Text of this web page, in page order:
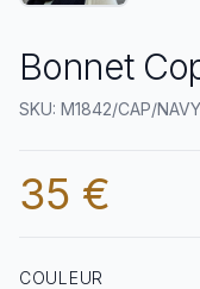
Bonnet
SKU: M1842/CAP/NAVY
35 €
COULEUR